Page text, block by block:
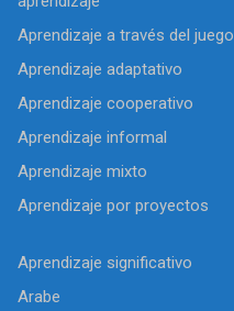
Aprendizaje a través del juego
Aprendizaje adaptativo
Aprendizaje cooperativo
Aprendizaje informal
Aprendizaje mixto
Aprendizaje por proyectos
Aprendizaje significativo
Arabe